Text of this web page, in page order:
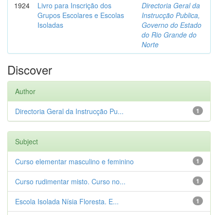
1924
Livro para Inscrição dos
Grupos Escolares e Escolas
Isoladas
Directoria Geral da
Instrucção Publica,
Governo do Estado
do Rio Grande do
Norte
Discover
Author
1
Directoria Geral da Instrucção Pu...
Subject
1
Curso elementar masculino e feminino
1
Curso rudimentar misto. Curso no...
1
Escola Isolada Nísia Floresta. E...